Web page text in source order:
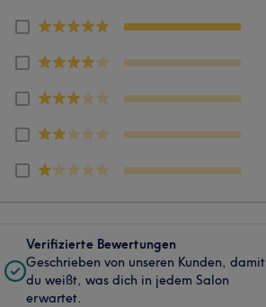
Verifizierte Bewertungen
Geschrieben von unseren Kunden, damit
du weißt, was dich in jedem Salon
erwartet.